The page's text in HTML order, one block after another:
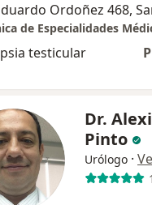
Ordoñez 468,
de Especialidades
testicular
Dr.
Pinto
Urólogo ·